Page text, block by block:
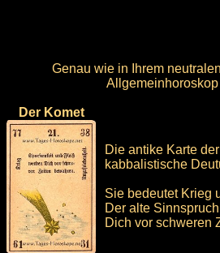
Genau wie in Ihrem
Der Komet
Die antike Karte
kabbalistische
Sie bedeutet Krieg
Der alte
Dich vor schweren